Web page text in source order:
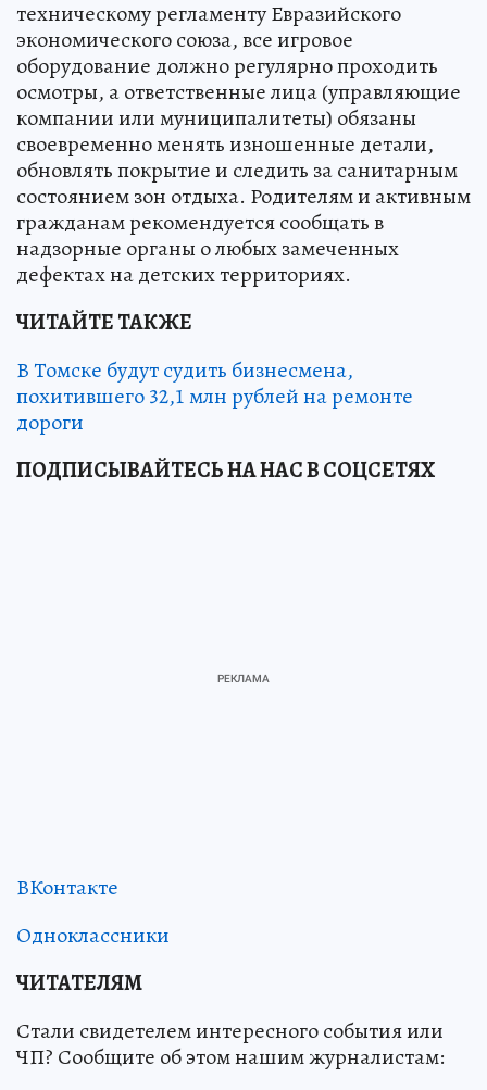
техническому регламенту Евразийского
экономического союза, все игровое
оборудование должно регулярно проходить
осмотры, а ответственные лица (управляющие
компании или муниципалитеты) обязаны
своевременно менять изношенные детали,
обновлять покрытие и следить за санитарным
состоянием зон отдыха. Родителям и активным
гражданам рекомендуется сообщать в
надзорные органы о любых замеченных
дефектах на детских территориях.
ЧИТАЙТЕ ТАКЖЕ
В Томске будут судить бизнесмена,
похитившего 32,1 млн рублей на ремонте
дороги
ПОДПИСЫВАЙТЕСЬ НА НАС В СОЦСЕТЯХ
ВКонтакте
Одноклассники
ЧИТАТЕЛЯМ
Стали свидетелем интересного события или
ЧП? Сообщите об этом нашим журналистам: